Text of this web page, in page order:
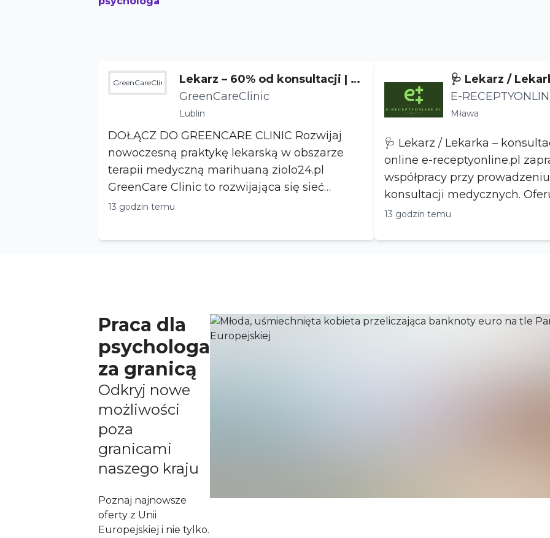
GreenCareClinic
Lekarz – 60% od konsultacji | n
owoczesna terapia
GreenCareClinic
Lublin
DOŁĄCZ DO GREENCARE CLINIC Rozwijaj
nowoczesną praktykę lekarską w obszarze
terapii medyczną marihuaną ziolo24.pl
GreenCare Clinic to rozwijająca się sieć
gabinetów spec...
13 godzin temu
🩺 Lekarz /
e medyczne
E-
RANICZONĄ
Mława
🩺 Lekarz / Lekarka –
online e-receptyonline.pl zaprasza lekarzy do
współpracy przy
konsultacji medycznych. Oferujemy: ✅ pracę
w p...
13 godzin temu
Praca dla
psychologa
za granicą
Odkryj nowe
możliwości
poza
granicami
naszego kraju
Poznaj najnowsze
oferty z Unii
Europejskiej i nie tylko.